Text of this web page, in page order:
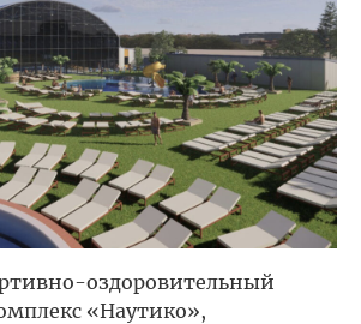
оздоровительный
«Наутико»,